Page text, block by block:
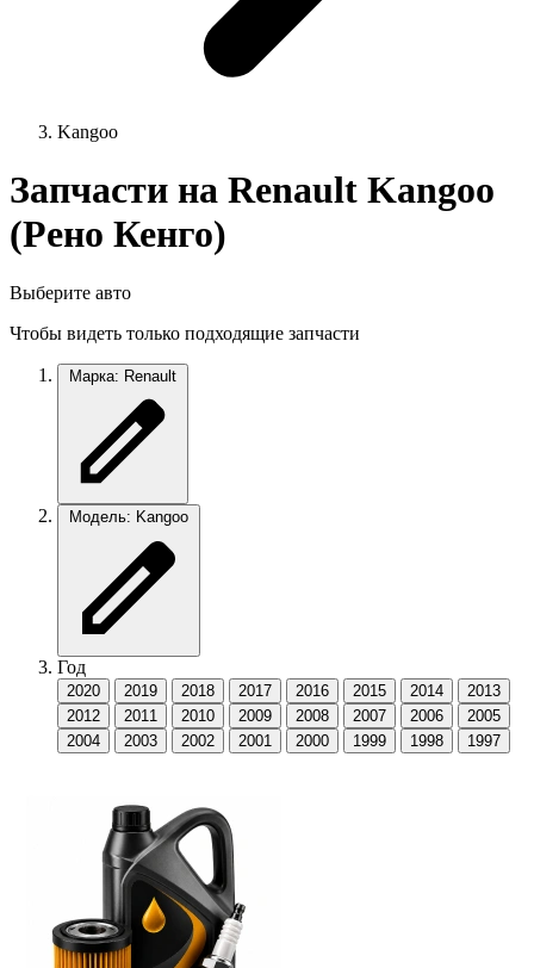
Kangoo
Запчасти на Renault Kangoo
(Рено Кенго)
Выберите авто
Чтобы видеть только подходящие запчасти
Марка: Renault
Модель: Kangoo
Год
2020 2019 2018 2017 2016 2015 2014
2013
2012
2011 2010 2009 2008 2007 2006
2005
2004
2003 2002 2001 2000 1999 1998 1997